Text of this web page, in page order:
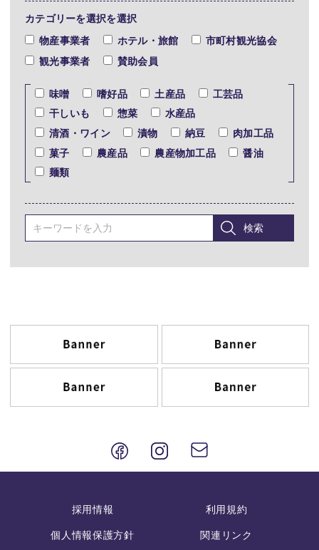
カテゴリーを選択を選択
物産事業者
ホテル・旅館
市町村観光協会
観光事業者
賛助会員
味噌 嗜好品 土産品
工芸品
干しいも
惣菜
水産品
清酒・ワイン
漬物 納豆
肉加工品
菓子
農産品 農産物加工品
醤油
麺類
採用情報 利用規約
個人情報保護方針 関連リンク